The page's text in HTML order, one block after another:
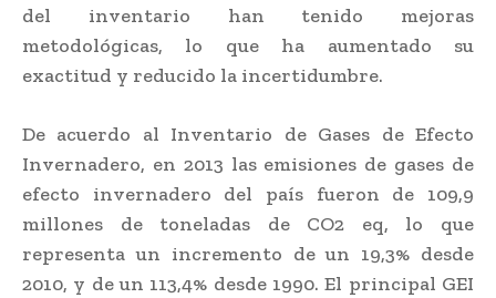
del inventario han tenido mejoras
metodológicas, lo que ha aumentado su
exactitud y reducido la incertidumbre.
De acuerdo al Inventario de Gases de Efecto
Invernadero, en 2013 las emisiones de gases de
efecto invernadero del país fueron de 109,9
millones de toneladas de CO2 eq, lo que
representa un incremento de un 19,3% desde
2010, y de un 113,4% desde 1990. El principal GEI